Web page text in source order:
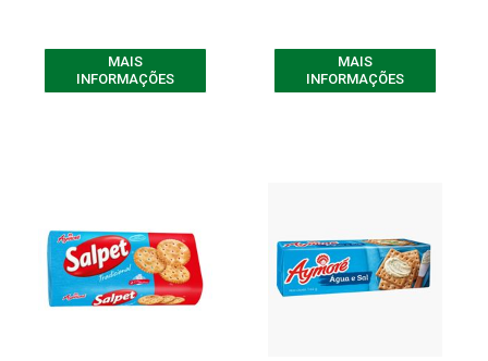
MAIS
INFORMAÇÕES
MAIS
INFORMAÇÕES